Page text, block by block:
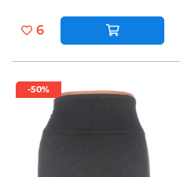
6
-50%